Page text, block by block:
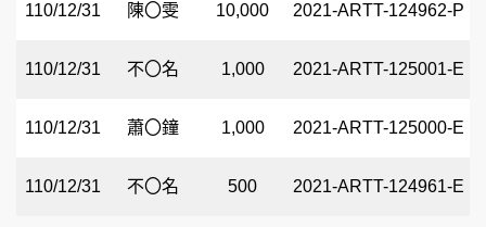
110/12/31 陳〇雯 10,000 2021-ARTT-124962-P
110/12/31 不〇名 1,000 2021-ARTT-125001-E
110/12/31 蕭〇鐘 1,000 2021-ARTT-125000-E
110/12/31 不〇名 500 2021-ARTT-124961-E